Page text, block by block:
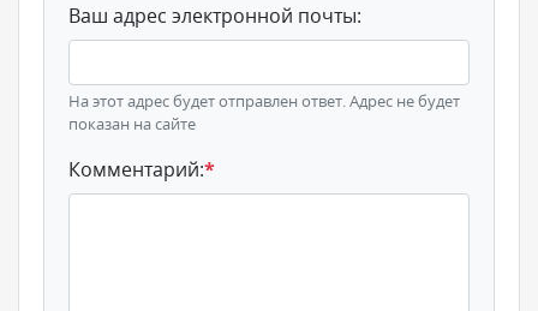
Ваш адрес электронной почты:
На этот адрес будет отправлен ответ. Адрес не будет
показан на сайте
Комментарий:*